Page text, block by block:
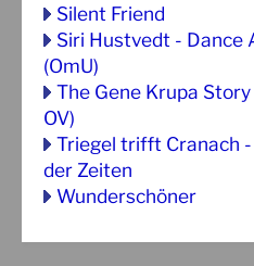
Silent Friend
Siri Hustvedt - Dance
(OmU)
The Gene Krupa
OV)
Triegel trifft Cranach
der Zeiten
Wunderschöner